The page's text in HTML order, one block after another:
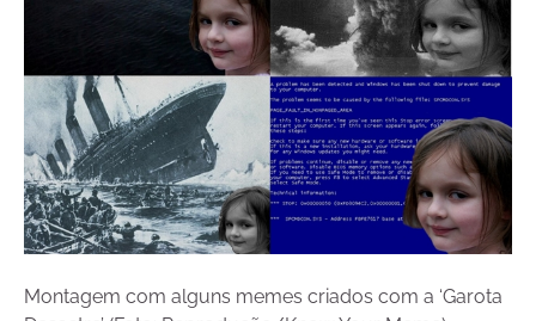
Montagem com alguns memes criados com a ‘Garota